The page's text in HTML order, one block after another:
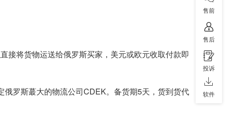
接将货物运送给俄罗斯买家，美元或欧元收取付款即
罗斯蕞大的物流公司CDEK。备货期5天，货到货代
售前
售后
投诉
软件